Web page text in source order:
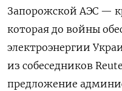
Запорожской АЭС —
которая до войны
электроэнергии
из собеседников
предложение